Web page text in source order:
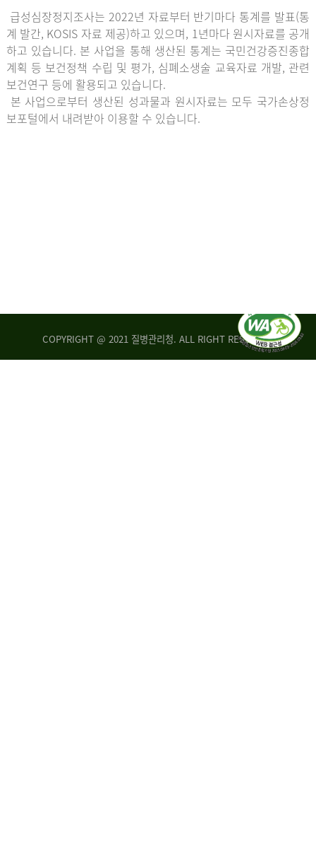
급성심장정지조사는 2022년 자료부터 반기마다 통계를 발표(통
계 발간, KOSIS 자료 제공)하고 있으며, 1년마다 원시자료를 공개
하고 있습니다. 본 사업을 통해 생산된 통계는 국민건강증진종합
계획 등 보건정책 수립 및 평가, 심폐소생술 교육자료 개발, 관련
보건연구 등에 활용되고 있습니다.
본 사업으로부터 생산된 성과물과 원시자료는 모두 국가손상정
보포털에서 내려받아 이용할 수 있습니다.
COPYRIGHT @ 2021 질병관리청. ALL RIGHT RESERVED